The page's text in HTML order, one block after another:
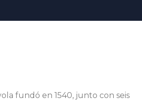
fundó en 1540, junto con seis